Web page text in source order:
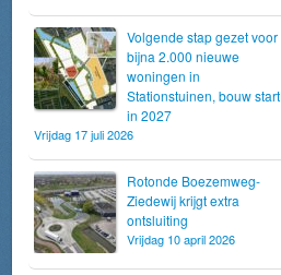
Volgende stap gezet voor
bijna 2.000 nieuwe
woningen in
Stationstuinen, bouw start
in 2027
Vrijdag 17 juli 2026
Rotonde Boezemweg-
Ziedewij krijgt extra
ontsluiting
Vrijdag 10 april 2026